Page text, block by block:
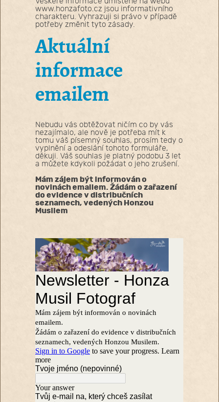
www.honzafoto.cz jsou informativního
charakteru. Vyhrazuji si právo v případě
potřeby změnit tyto zásady.
Aktuální
informace
emailem
Nebudu vás obtěžovat ničím co by vás
nezajímalo, ale nově je potřeba mít k
tomu váš písemný souhlas, prosím tedy o
vyplnění a odeslání tohoto formuláře,
děkuji. Váš souhlas je platný podobu 3 let
a můžete kdykoli požádat o jeho zrušení.
Mám zájem být informován o
novinách emailem. Žádám o zařazení
do evidence v distribučních
seznamech, vedených Honzou
Musilem